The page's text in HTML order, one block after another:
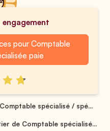
pour Comptable
paie
spécialisé / spé...
de Comptable spécialisé...